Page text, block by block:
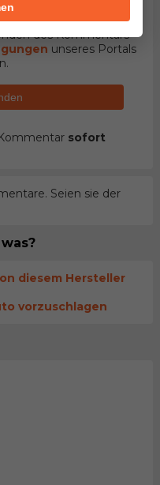
Stern (*)
des Kommentars
unseres Portals
sofort
Seien sie der
diesem Hersteller
vorzuschlagen